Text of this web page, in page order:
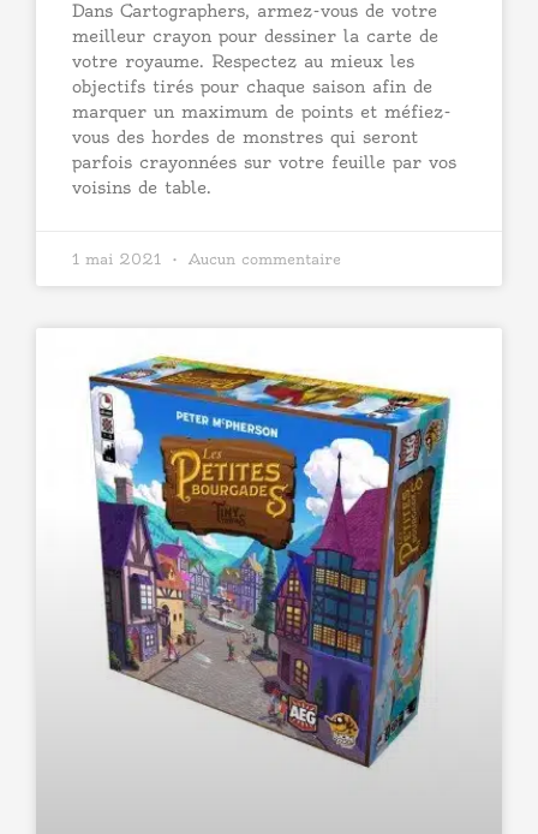
Dans Cartographers, armez-vous de votre
meilleur crayon pour dessiner la carte de
votre royaume. Respectez au mieux les
objectifs tirés pour chaque saison afin de
marquer un maximum de points et méfiez-
vous des hordes de monstres qui seront
parfois crayonnées sur votre feuille par vos
voisins de table.
1 mai 2021 Aucun commentaire